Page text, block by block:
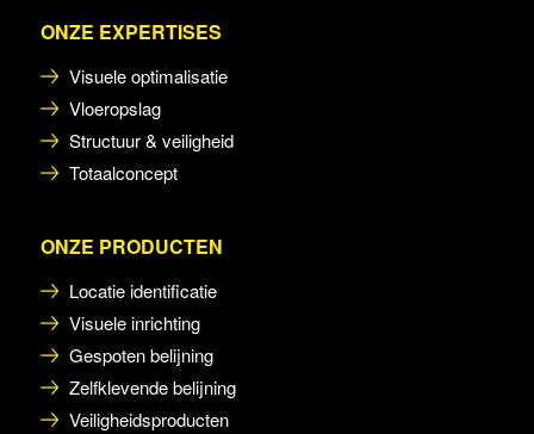
ONZE EXPERTISES
Visuele optimalisatie
Vloeropslag
Structuur & veiligheid
Totaalconcept
ONZE PRODUCTEN
Locatie identificatie
Visuele inrichting
Gespoten belijning
Zelfklevende belijning
Veiligheidsproducten